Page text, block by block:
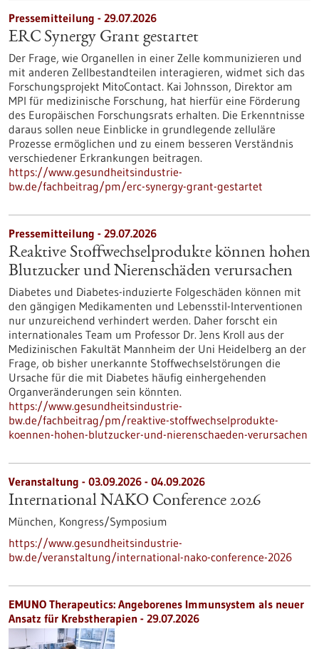
Pressemitteilung - 29.07.2026
ERC Synergy Grant gestartet
Der Frage, wie Organellen in einer Zelle kommunizieren und
mit anderen Zellbestandteilen interagieren, widmet sich das
Forschungsprojekt MitoContact. Kai Johnsson, Direktor am
MPI für medizinische Forschung, hat hierfür eine Förderung
des Europäischen Forschungsrats erhalten. Die Erkenntnisse
daraus sollen neue Einblicke in grundlegende zelluläre
Prozesse ermöglichen und zu einem besseren Verständnis
verschiedener Erkrankungen beitragen.
https://www.gesundheitsindustrie-
bw.de/fachbeitrag/pm/erc-synergy-grant-gestartet
Pressemitteilung - 29.07.2026
Reaktive Stoffwechselprodukte können hohen
Blutzucker und Nierenschäden verursachen
Diabetes und Diabetes-induzierte Folgeschäden können mit
den gängigen Medikamenten und Lebensstil-Interventionen
nur unzureichend verhindert werden. Daher forscht ein
internationales Team um Professor Dr. Jens Kroll aus der
Medizinischen Fakultät Mannheim der Uni Heidelberg an der
Frage, ob bisher unerkannte Stoffwechselstörungen die
Ursache für die mit Diabetes häufig einhergehenden
Organveränderungen sein könnten.
https://www.gesundheitsindustrie-
bw.de/fachbeitrag/pm/reaktive-stoffwechselprodukte-
koennen-hohen-blutzucker-und-nierenschaeden-verursachen
Veranstaltung - 03.09.2026 - 04.09.2026
International NAKO Conference 2026
München, Kongress/Symposium
https://www.gesundheitsindustrie-
bw.de/veranstaltung/international-nako-conference-2026
EMUNO Therapeutics: Angeborenes Immunsystem als neuer
Ansatz für Krebstherapien - 29.07.2026